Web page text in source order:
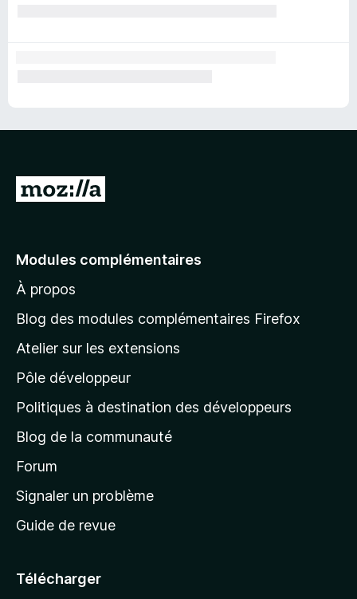
A
e
à
l
p
a
g
d
a
c
e
Modules complémentaires
À propos
Blog des modules complémentaires Firefox
Atelier sur les extensions
Pôle développeur
Politiques à destination des développeurs
Blog de la communauté
Forum
Signaler un problème
Guide de revue
Télécharger